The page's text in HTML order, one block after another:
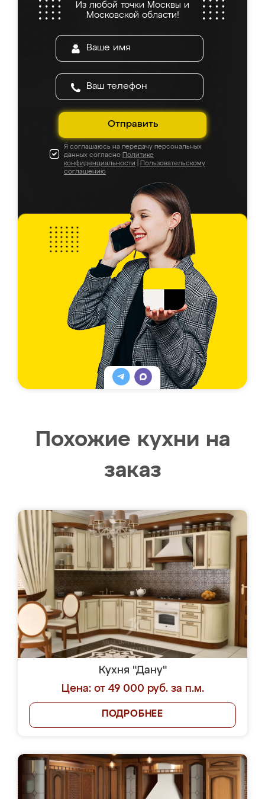
Из любой точки Москвы и
Московской области!
Отправить
Я соглашаюсь на передачу персональных
данных согласно Политике
конфиденциальности
Пользовательскому
соглашению
Похожие кухни на
заказ
Кухня "Дану"
Цена: от 49 000 руб. за п.м.
ПОДРОБНЕЕ